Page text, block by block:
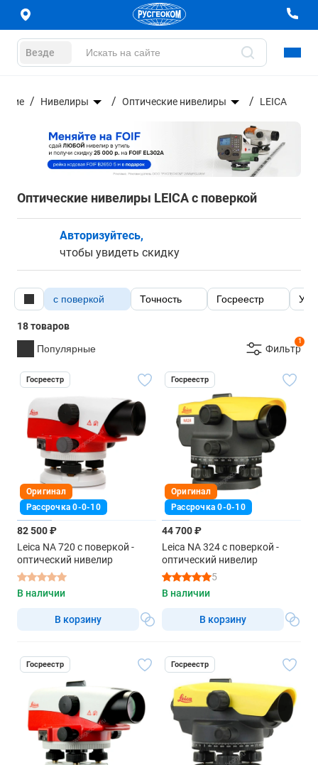
Везде
Нивелиры Оптические нивелиры LEICA
Оптические нивелиры LEICA с поверкой
Авторизуйтесь,
чтобы увидеть скидку
c поверкой Точность Госреестр
18 товаров
Популярные
1
Фильтр
Госреестр
Оригинал
Рассрочка 0-0-10
82 500 ₽
Leica NA 720 с поверкой -
оптический нивелир
В наличии
В корзину
Госреестр
Оригинал
Рассрочка 0-0-10
44 700 ₽
Leica NA 324 с поверкой -
оптический нивелир
5
В наличии
В корзину
Госреестр Госреестр